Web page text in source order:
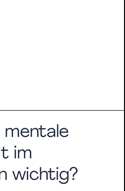
im
wichtig?